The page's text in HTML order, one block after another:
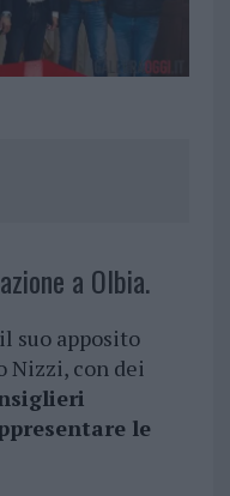
a Olbia.
suo apposito
Nizzi, con dei
le